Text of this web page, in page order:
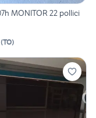
HP w2207h MONITOR 22 pollici
(TO)